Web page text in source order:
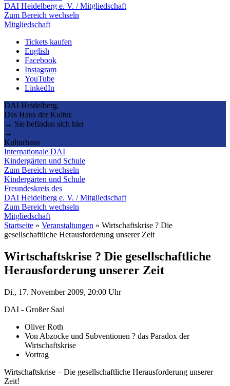
DAI Heidelberg e. V. / Mitgliedschaft
Zum Bereich wechseln
Mitgliedschaft
Tickets kaufen
English
Facebook
Instagram
YouTube
LinkedIn
DAI Heidelberg.
Das Haus der Kultur.
→ Sie befinden sich hier
→
Kulturhaus
Internationale DAI
Kindergärten und Schule
Zum Bereich wechseln
Kindergärten und Schule
Freundeskreis des
DAI Heidelberg e. V. / Mitgliedschaft
Zum Bereich wechseln
Mitgliedschaft
Startseite » Veranstaltungen » Wirtschaftskrise ? Die
gesellschaftliche Herausforderung unserer Zeit
Wirtschaftskrise ? Die gesellschaftliche
Herausforderung unserer Zeit
Di., 17. November 2009, 20:00 Uhr
DAI - Großer Saal
Oliver Roth
Von Abzocke und Subventionen ? das Paradox der
Wirtschaftskrise
Vortrag
Wirtschaftskrise – Die gesellschaftliche Herausforderung unserer
Zeit!